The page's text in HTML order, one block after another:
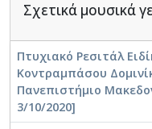
Σχετικά μουσικά
Πτυχιακό Ρεσιτάλ
Κοντραμπάσου
Πανεπιστήμιο
3/10/2020]